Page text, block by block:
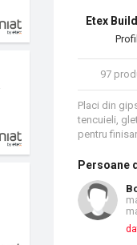
Etex
97
Placi din
tencuieli,
pentru
Persoane